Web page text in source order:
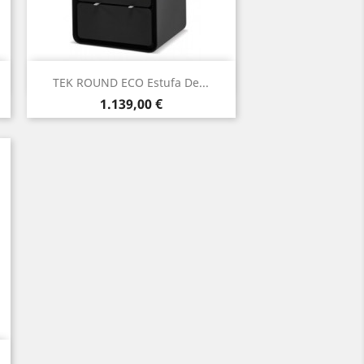
TEK ROUND ECO Estufa De...
Precio
1.139,00 €
Vista rápida